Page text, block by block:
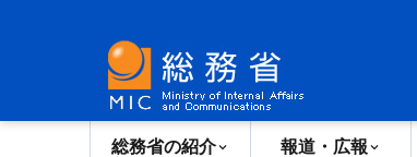
総務省の紹介 報道・広報